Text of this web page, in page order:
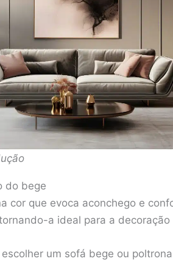
do bege
cor que evoca aconchego e
a ideal para a
um sofá bege ou